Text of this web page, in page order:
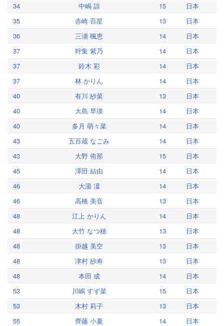
34
中嶋 諒 15
日本
35
赤崎 百星 13
日本
36
三浦 颯恵 14
日本
37
狩集 紫乃 14
日本
37
鈴木 彩 14
日本
37
林 かりん 14
日本
40
有川 紗菜 13
日本
40
大島 早瑛 14
日本
40
多月 萌々菜 14
日本
43
五百蔵 なごみ 14
日本
43
大野 侑那 15
日本
45
澤田 結由 14
日本
46
大湯 凜 14
日本
46
高橋 美音 13
日本
48
江上 かりん 14
日本
48
大竹 なつ穂 13
日本
48
掛越 美空 13
日本
48
津村 紗寿 13
日本
48
本田 成 14
日本
53
川嶋 すず菜 15
日本
53
木村 莉子 13
日本
55
齊藤 小夏 14
日本